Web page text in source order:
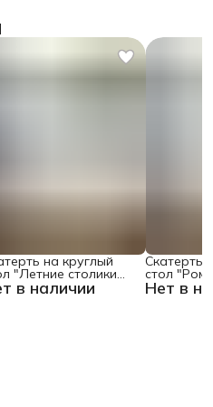
в наличии
на круглый
"Летние столики
150х150 Нет в
Скатерть
стол
поляне",